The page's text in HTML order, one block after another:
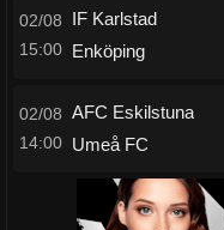
02/08
15:00
IF Karlstad
Enköping
02/08
14:00
AFC Eskilstuna
Umeå FC